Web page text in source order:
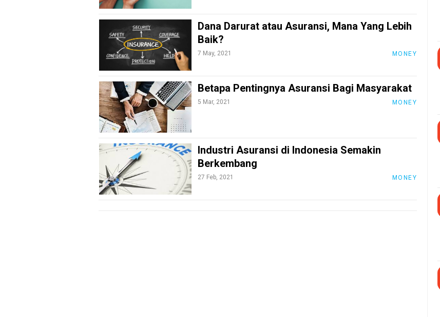
Dana Darurat atau Asuransi, Mana Yang Lebih
Baik?
7 May, 2021 MONEY
Betapa Pentingnya Asuransi Bagi Masyarakat
5 Mar, 2021 MONEY
Industri Asuransi di Indonesia Semakin
Berkembang
27 Feb, 2021 MONEY